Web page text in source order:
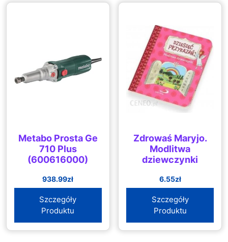
Metabo Prosta Ge
710 Plus
(600616000)
938.99zł
Szczegóły
Produktu
Zdrowaś Maryjo.
Modlitwa
dziewczynki
6.55zł
Szczegóły
Produktu